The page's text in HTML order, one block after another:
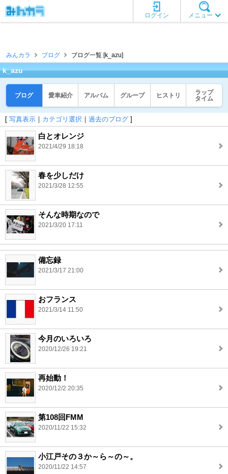
メニュー
ログイン
みんカラ ブログ ブログ一覧 [k_azu]
k_azu
ブログ 愛車紹介 アルバム グループ ヒストリ
ラップ
タイム
[ 写真表示 ｜ カテゴリ選択 ｜ 過去のブログ ]
白とオレンジ
2021/4/29 18:18
春を少しだけ
2021/3/28 12:55
そんな時期なので
2021/3/20 17:11
備忘録
2021/3/17 21:00
おフランス
2021/3/14 11:50
今月のいろいろ
2020/12/26 19:21
再始動！
2020/12/2 20:35
第108回FMM
2020/11/22 15:32
小江戸その３か～ら～の～。
2020/11/22 14:57